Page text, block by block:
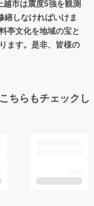
市は震度5強を観測
繕しなければいけま
亭文化を地域の宝と
ます。是非、皆様の
ちらもチェックし